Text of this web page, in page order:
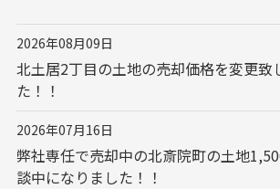
2026年08月09日
北土居2丁目の土地の売却価格を変更致
た！！
2026年07月16日
弊社専任で売却中の北斎院町の土地
談中になりました！！